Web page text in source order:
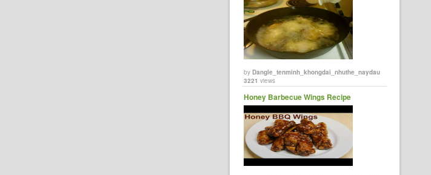
byDangle_tenminh_khongdai_nhuthe_naydau
3221 views
Honey Barbecue Wings Recipe